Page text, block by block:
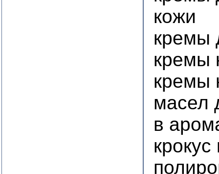
кожи
кремы
кремы
кремы
масел
в